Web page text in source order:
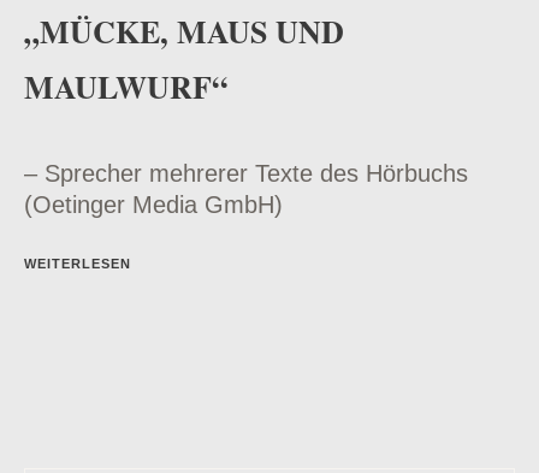
„MÜCKE, MAUS UND
MAULWURF“
– Sprecher mehrerer Texte des Hörbuchs
(Oetinger Media GmbH)
WEITERLESEN